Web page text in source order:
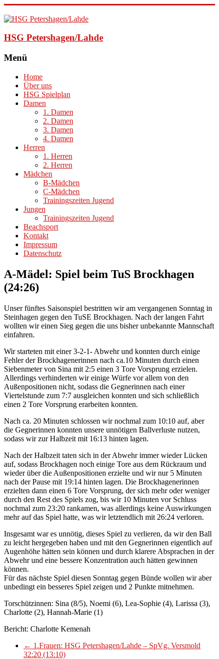
HSG Petershagen/Lahde
Menü
Home
Über uns
HSG Spielplan
Damen
1. Damen
2. Damen
3. Damen
4. Damen
Herren
1. Herren
2. Herren
Mädchen
B-Mädchen
C-Mädchen
Trainingszeiten Jugend
Jungen
Trainingszeiten Jugend
Beachsport
Kontakt
Impressum
Datenschutz
A-Mädel: Spiel beim TuS Brockhagen
(24:26)
Unser fünftes Saisonspiel bestritten wir am vergangenen Sonntag in
Steinhagen gegen den TuSE Brockhagen. Nach der langen Fahrt
wollten wir einen Sieg gegen die uns bisher unbekannte Mannschaft
einfahren.
Wir starteten mit einer 3-2-1- Abwehr und konnten durch einige
Fehler der Brockhagenerinnen nach ca.10 Minuten durch einen
Siebenmeter von Sina mit 2:5 einen 3 Tore Vorsprung erzielen.
Allerdings verhinderten wir einige Würfe vor allem von den
Außenpositionen nicht, sodass die Gegnerinnen nach einer
Viertelstunde zum 7:7 ausgleichen konnten und sich schließlich
einen 2 Tore Vorsprung erarbeiten konnten.
Nach ca. 20 Minuten schlossen wir nochmal zum 10:10 auf, aber
die Gegnerinnen konnten unsere unnötigen Ballverluste nutzen,
sodass wir zur Halbzeit mit 16:13 hinten lagen.
Nach der Halbzeit taten sich in der Abwehr immer wieder Lücken
auf, sodass Brockhagen noch einige Tore aus dem Rückraum und
wieder über die Außenpositionen erzielte und wir nur 5 Minuten
nach der Pause mit 19:14 hinten lagen. Die Brockhagenerinnen
erzielten dann einen 6 Tore Vorsprung, der sich mehr oder weniger
durch den Rest des Spiels zog, bis wir 10 Minuten vor Schluss
nochmal zum 23:20 rankamen, was allerdings keine Auswirkungen
mehr auf das Spiel hatte, was wir letztendlich mit 26:24 verloren.
Insgesamt war es unnötig, dieses Spiel zu verlieren, da wir den Ball
zu leicht hergegeben haben und mit den Gegnerinnen eigentlich auf
Augenhöhe hätten sein können und durch klarere Absprachen in der
Abwehr und eine bessere Konzentration auch hätten gewinnen
können.
Für das nächste Spiel diesen Sonntag gegen Bünde wollen wir aber
unbedingt ein besseres Spiel zeigen und 2 Punkte mitnehmen.
Torschützinnen: Sina (8/5), Noemi (6), Lea-Sophie (4), Larissa (3),
Charlotte (2), Hannah-Marie (1)
Bericht: Charlotte Kemenah
← 1.Frauen: HSG Petershagen/Lahde – SpVg. Versmold
32:20 (13:10)